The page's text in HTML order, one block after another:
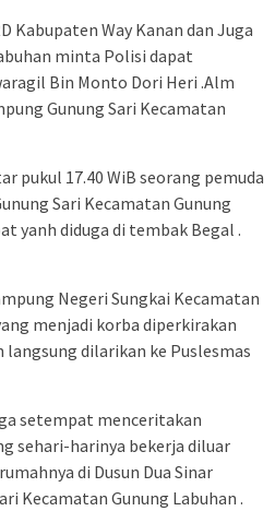
Kabupaten Way Kanan dan Juga
minta Polisi dapat
Bin Monto Dori Heri .Alm
Gunung Sari Kecamatan
pukul 17.40 WiB seorang pemuda
Sari Kecamatan Gunung
yanh diduga di tembak Begal .
Negeri Sungkai Kecamatan
menjadi korba diperkirakan
langsung dilarikan ke Puslesmas
setempat menceritakan
sehari-harinya bekerja diluar
di Dusun Dua Sinar
Kecamatan Gunung Labuhan .